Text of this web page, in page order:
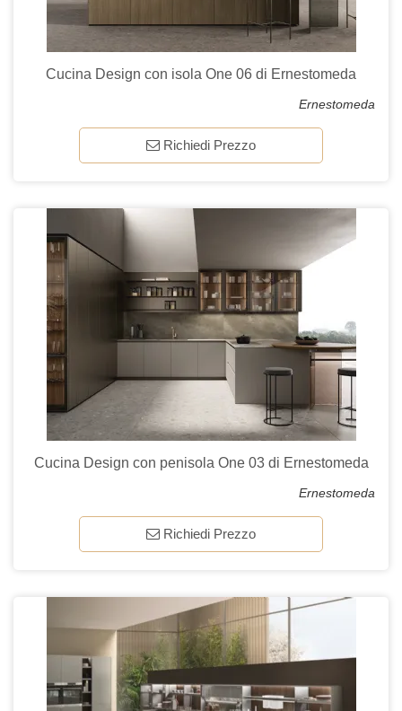
Cucina Design con isola One 06 di Ernestomeda
Ernestomeda
Richiedi Prezzo
Cucina Design con penisola One 03 di Ernestomeda
Ernestomeda
Richiedi Prezzo